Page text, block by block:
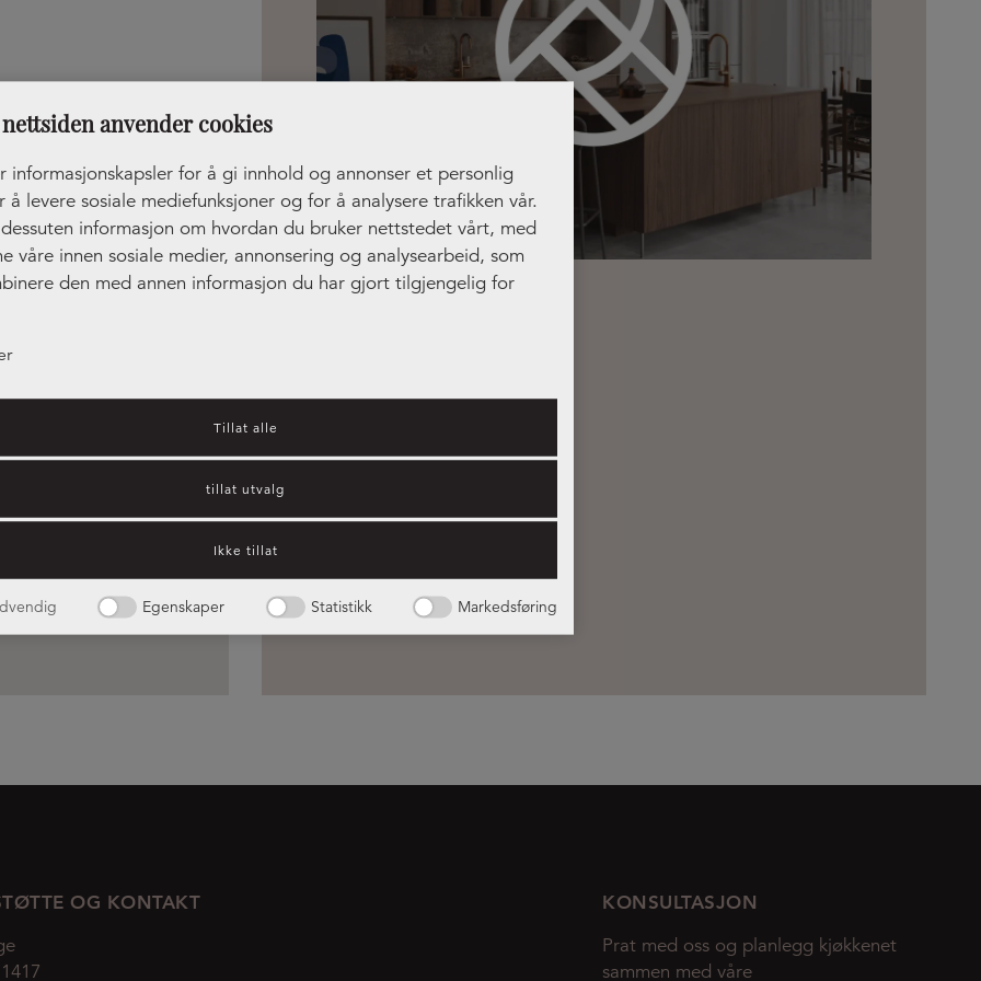
anvender cookies
informasjonskapsler for å gi innhold og annonser et personlig
å levere sosiale mediefunksjoner og for å analysere trafikken vår.
informasjon om hvordan du bruker nettstedet vårt, med
våre innen sosiale medier, annonsering og analysearbeid, som
den med annen informasjon du har gjort tilgjengelig for
som de har samlet inn gjennom din bruk av tjenestene deres.
Tillat alle
tillat utvalg
Ikke tillat
Egenskaper Statistikk Markedsføring
OG KONTAKT KONSULTASJON
Prat med oss og planlegg kjøkkenet
sammen med våre